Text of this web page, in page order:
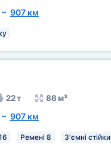
~ 907 км
22 т 86 м³
~ 907 км
Ремені 8 З'ємні стійки